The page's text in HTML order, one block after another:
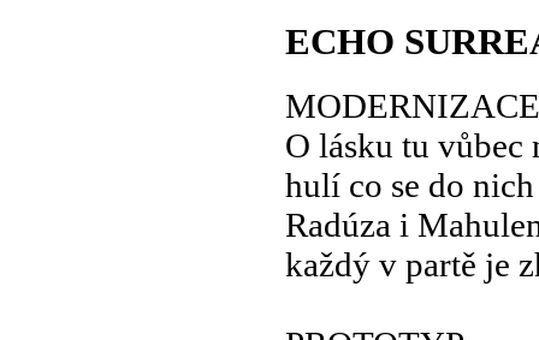
ECHO
O lásku tu vůbec
hulí co se do
Radúza i
každý v partě je